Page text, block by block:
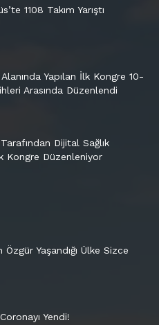
1108 Takım Yarıştı
Yapılan İlk Kongre 10-
Arasında Düzenlendi
Dijital Sağlık
Kongre Düzenleniyor
Özgür Yaşandığı Ülke Sizce
Yendi!